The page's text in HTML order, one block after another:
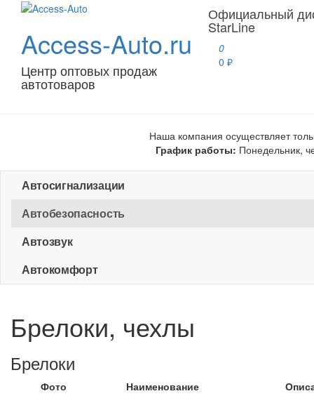
Access-Auto.ru
Центр оптовых продаж
автотоваров
Официальный
StarLine
0
0 ₽
Наша компания осуществляет
График работы: Понедельник,
Автосигнализации
Автобезопасность
Автозвук
Автокомфорт
Брелоки, чехлы
Брелоки
Фото Наименование